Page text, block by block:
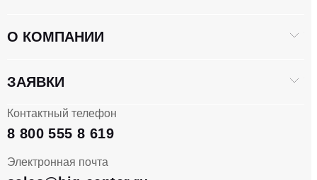
Контактный телефон
8 800 555 8 619
Электронная почта
О КОМПАНИИ
ЗАЯВКИ